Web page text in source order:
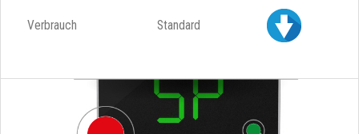
Verbrauch Standard